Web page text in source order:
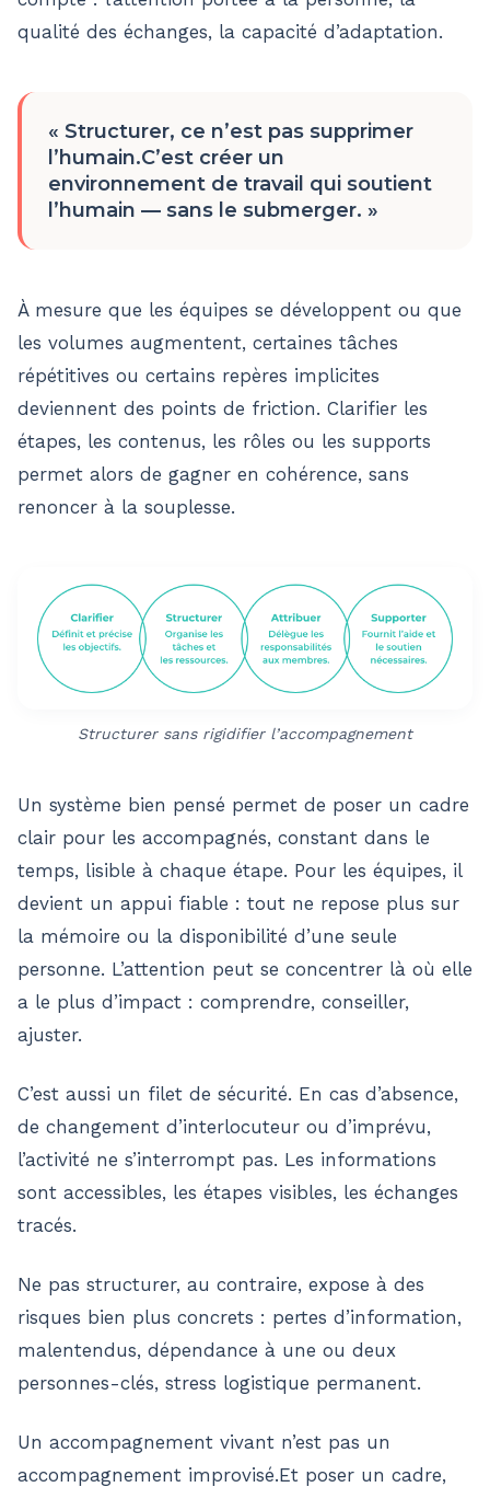
qualité des échanges, la capacité d’adaptation.
« Structurer, ce n’est pas supprimer
l’humain.C’est créer un
environnement de travail qui soutient
l’humain — sans le submerger. »
À mesure que les équipes se développent ou que
les volumes augmentent, certaines tâches
répétitives ou certains repères implicites
deviennent des points de friction. Clarifier les
étapes, les contenus, les rôles ou les supports
permet alors de gagner en cohérence, sans
renoncer à la souplesse.
Structurer sans rigidifier l’accompagnement
Un système bien pensé permet de poser un cadre
clair pour les accompagnés, constant dans le
temps, lisible à chaque étape. Pour les équipes, il
devient un appui fiable : tout ne repose plus sur
la mémoire ou la disponibilité d’une seule
personne. L’attention peut se concentrer là où elle
a le plus d’impact : comprendre, conseiller,
ajuster.
C’est aussi un filet de sécurité. En cas d’absence,
de changement d’interlocuteur ou d’imprévu,
l’activité ne s’interrompt pas. Les informations
sont accessibles, les étapes visibles, les échanges
tracés.
Ne pas structurer, au contraire, expose à des
risques bien plus concrets : pertes d’information,
malentendus, dépendance à une ou deux
personnes-clés, stress logistique permanent.
Un accompagnement vivant n’est pas un
accompagnement improvisé.Et poser un cadre,